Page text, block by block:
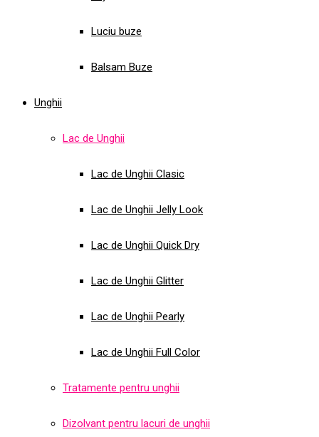
Luciu buze
Balsam Buze
Unghii
Lac de Unghii
Lac de Unghii Clasic
Lac de Unghii Jelly Look
Lac de Unghii Quick Dry
Lac de Unghii Glitter
Lac de Unghii Pearly
Lac de Unghii Full Color
Tratamente pentru unghii
Dizolvant pentru lacuri de unghii